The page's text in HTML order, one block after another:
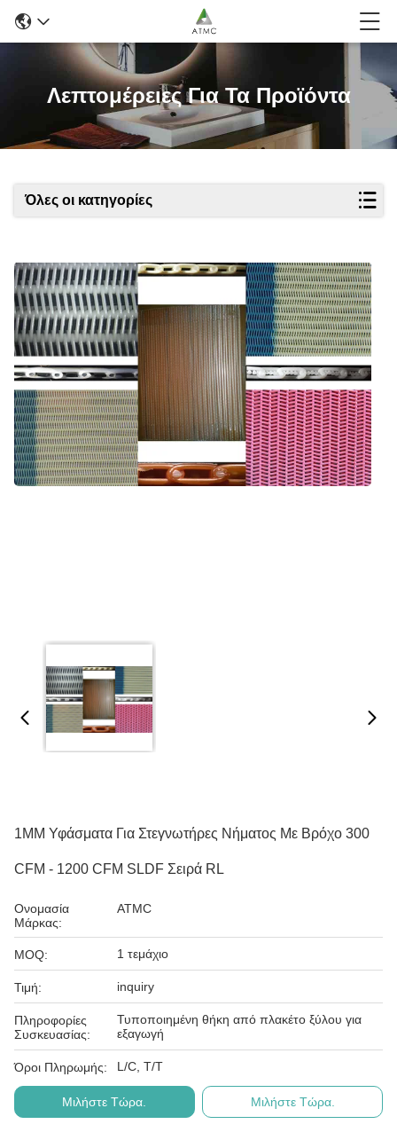
Λεπτομέρειες Για Τα Προϊόντα
Όλες οι κατηγορίες
1MM Υφάσματα Για Στεγνωτήρες Νήματος Με Βρόχο 300
CFM - 1200 CFM SLDF Σειρά RL
Ονομασία
Μάρκας:
ATMC
MOQ: 1 τεμάχιο
Τιμή: inquiry
Πληροφορίες
Συσκευασίας:
Τυποποιημένη θήκη από πλακέτο ξύλου για
εξαγωγή
Όροι Πληρωμής: L/C, T/T
Μιλήστε Τώρα. Μιλήστε Τώρα.